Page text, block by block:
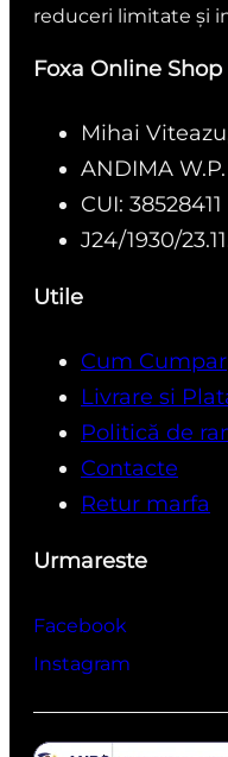
reduceri limitate și
Foxa Online Shop
Mihai
ANDIMA
CUI: 38528411
J24/1930/
Utile
Cum Cumpar
Livrare si
Politică de
Contacte
Retur marfa
Urmareste
Facebook
Instagram